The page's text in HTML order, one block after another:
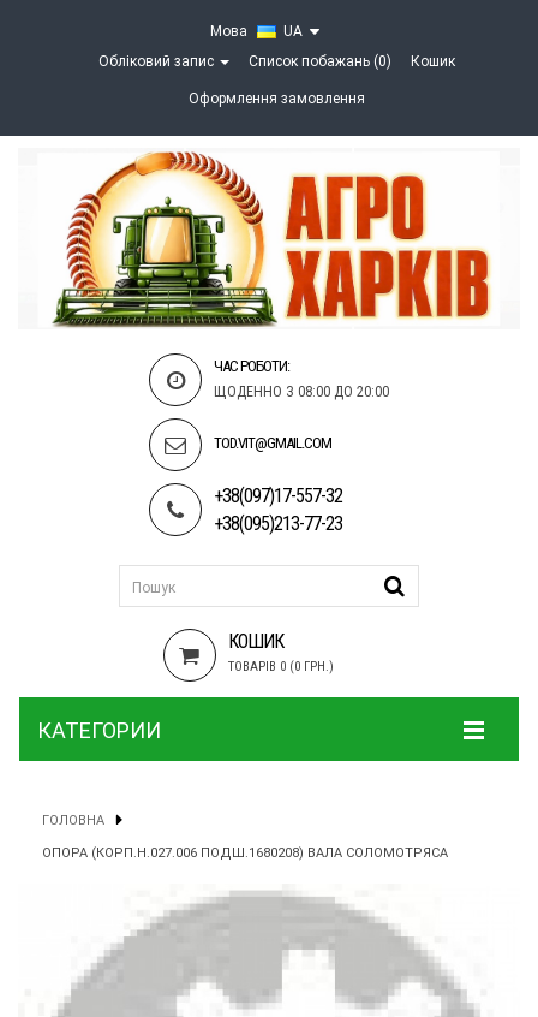
Мова
UA
Обліковий запис
Список побажань (0) Кошик
Оформлення замовлення
ЧАС РОБОТИ:
ЩОДЕННО З 08:00 ДО 20:00
TOD.VIT@GMAIL.COM
+38(097)17-557-32
+38(095)213-77-23
КОШИК
ТОВАРІВ 0 (0 ГРН.)
КАТЕГОРИИ
ГОЛОВНА
ОПОРА (КОРП.Н.027.006 ПОДШ.1680208) ВАЛА СОЛОМОТРЯСА